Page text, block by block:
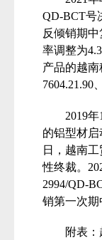
QD-BCT号
反倾销期
率调整为
产品的越南
7604.21.90
2019年1
的铝型材启
日，越南
性终裁。
2994/QD-
销第一次期
附表：